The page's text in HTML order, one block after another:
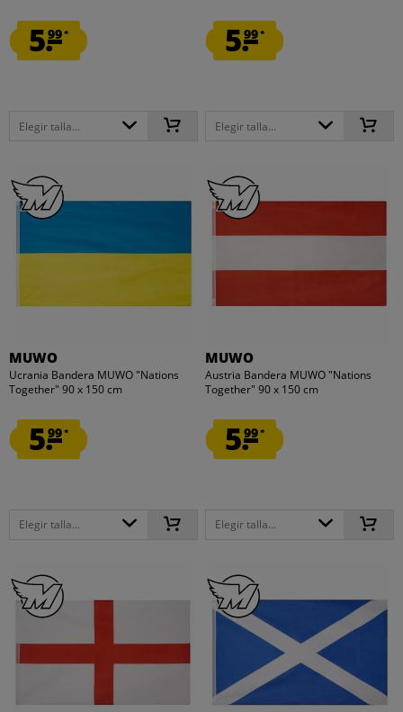
5.99*
Elegir talla...
5.99*
Elegir talla...
MUWO
Ucrania Bandera MUWO "Nations
Together" 90 x 150 cm
5.99*
Elegir talla...
MUWO
Austria Bandera MUWO "Nations
Together" 90 x 150 cm
5.99*
Elegir talla...